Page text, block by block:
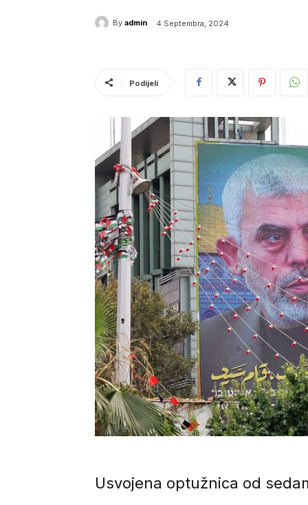
By admin 4 Septembra, 2024
Podijeli
Usvojena optužnica od